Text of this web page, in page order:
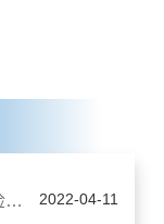
中共中央印发《中国共产党纪律检查委员会工作条例》 2022-04-11